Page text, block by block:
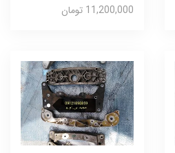
11,200,000 تومان